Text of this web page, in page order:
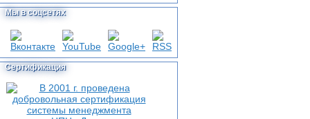
Мы в соцсетях
Сертификация